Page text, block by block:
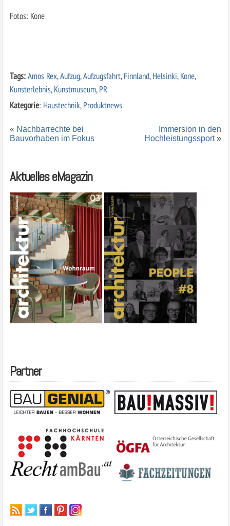
Fotos: Kone
Tags:Amos Rex,Aufzug,Aufzugsfahrt,Finnland,Helsinki,Kone,
Kunsterlebnis,Kunstmuseum,PR
Kategorie: Haustechnik,Produktnews
« Nachbarrechte bei
Bauvorhaben im Fokus
Immersion in den
Hochleistungssport»
Aktuelles eMagazin
Partner